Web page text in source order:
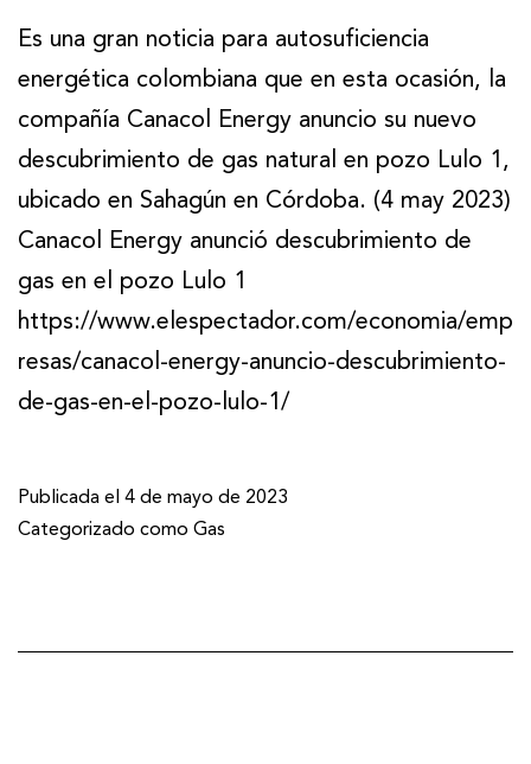
Es una gran noticia para autosuficiencia
energética colombiana que en esta ocasión, la
compañía Canacol Energy anuncio su nuevo
descubrimiento de gas natural en pozo Lulo 1,
ubicado en Sahagún en Córdoba. (4 may 2023)
Canacol Energy anunció descubrimiento de
gas en el pozo Lulo 1
https://www.elespectador.com/economia/emp
resas/canacol-energy-anuncio-descubrimiento-
de-gas-en-el-pozo-lulo-1/
Publicada el 4 de mayo de 2023
Categorizado como Gas